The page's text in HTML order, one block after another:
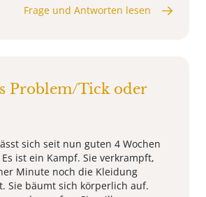
Frage und Antworten lesen
Problem/Tick oder
sich seit nun guten 4 Wochen
ist ein Kampf. Sie verkrampft,
Minute noch die Kleidung
Sie bäumt sich körperlich auf.